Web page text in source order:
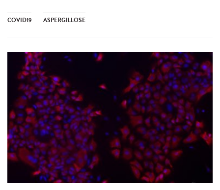
COVID19 ASPERGILLOSE